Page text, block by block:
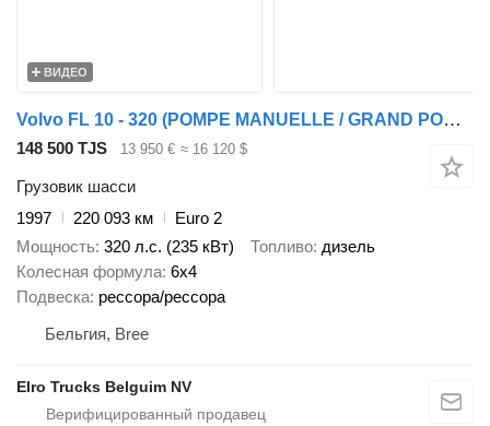
ВИДЕО
Volvo FL 10 - 320 (POMPE MANUELLE / GRAND PONT / LAMES / BIG AXLE / ST
148 500 TJS 13 950 € ≈ 16 120 $
Грузовик шасси
1997
220 093 км
Euro 2
Мощность 320 л.с. (235 кВт) Топливо дизель
Колесная формула 6x4
Подвеска рессора/рессора
Бельгия, Bree
Elro Trucks Belguim NV